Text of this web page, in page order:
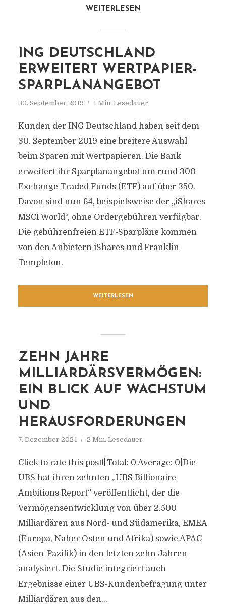
WEITERLESEN
ING DEUTSCHLAND
ERWEITERT WERTPAPIER-
SPARPLANANGEBOT
30. September 2019 1 Min. Lesedauer
Kunden der ING Deutschland haben seit dem
30. September 2019 eine breitere Auswahl
beim Sparen mit Wertpapieren. Die Bank
erweitert ihr Sparplanangebot um rund 300
Exchange Traded Funds (ETF) auf über 350.
Davon sind nun 64, beispielsweise der „iShares
MSCI World“, ohne Ordergebühren verfügbar.
Die gebührenfreien ETF-Sparpläne kommen
von den Anbietern iShares und Franklin
Templeton.
WEITERLESEN
ZEHN JAHRE
MILLIARDÄRSVERMÖGEN:
EIN BLICK AUF WACHSTUM
UND
HERAUSFORDERUNGEN
7. Dezember 2024 2 Min. Lesedauer
Click to rate this post![Total: 0 Average: 0]Die
UBS hat ihren zehnten „UBS Billionaire
Ambitions Report“ veröffentlicht, der die
Vermögensentwicklung von über 2.500
Milliardären aus Nord- und Südamerika, EMEA
(Europa, Naher Osten und Afrika) sowie APAC
(Asien-Pazifik) in den letzten zehn Jahren
analysiert. Die Studie integriert auch
Ergebnisse einer UBS-Kundenbefragung unter
Milliardären aus den...